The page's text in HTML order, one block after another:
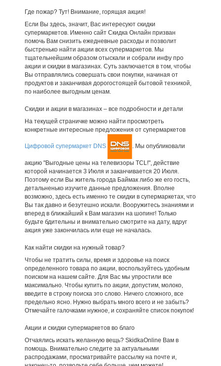
Где пожар? Тут! Внимание, горящая акция!
Если Вы здесь, значит, Вас интересуют скидки
супермаркетов. Именно сайт Скидка Онлайн призван
помочь Вам снизить ежедневные расходы и позволит
быстренько найти акции всех супермаркетов. Мы
тщательнейшим образом отыскали и собрали инфу про
акции и скидки в магазинах. Суть заключается в том, чтобы
Вы отправлялись совершать свои покупки, начиная от
продуктов и заканчивая дорогостоящей бытовой техникой,
по наиболее выгодным ценам.
Скидки и акции в магазинах – все подробности и детали
На текущей страничке можно найти просмотреть
конкретные интересные предложения от супермаркетов
Цифровой супермаркет DNS . Мы опубликовали
акцию "Выгодные цены на телевизоры TCL!", действие
которой начинается 3 Июля и заканчивается 20 Июля.
Поэтому если Вы житель города Баймак либо же его гость,
детальненько изучите данные предложения. Вполне
возможно, здесь есть именно те скидки в супермаркетах, что
Вы так давно и безутешно искали. Вооружитесь знаниями и
вперед в ближайший к Вам магазин на шопинг! Только
будьте бдительны и внимательно смотрите на дату, вдруг
акция уже закончилась или еще не началась.
Как найти скидки на нужный товар?
Чтобы не тратить силы, время и здоровье на поиск
определенного товара по акции, воспользуйтесь удобным
поиском на нашем сайте. Для Вас мы упростили все
максимально. Чтобы купить по акции, допустим, молоко,
введите в строку поиска это слово. Ничего сложного, все
предельно ясно. Нужно выбрать много всего и не забыть?
Отмечайте галочками нужное, и сохраняйте список покупок!
Акции и скидки супермаркетов во благо
Отчаялись искать желанную вещь? SkidkaOnline Вам в
помощь. Внимательно следите за актуальными
распродажами, просматривайте рассылку на почте и,